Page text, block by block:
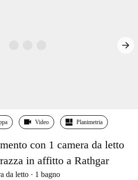
Video Planimetria
con 1 camera da letto
in affitto a Rathgar
da letto 1 bagno